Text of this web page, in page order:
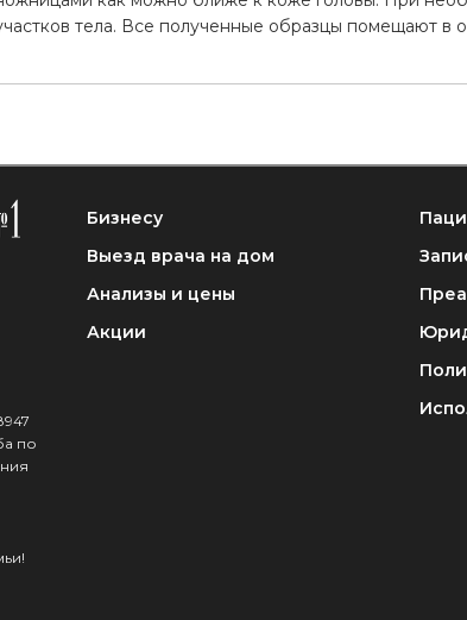
тела. Все полученные образцы помещают
по
Бизнесу
Выезд врача на дом
Анализы и цены
Акции